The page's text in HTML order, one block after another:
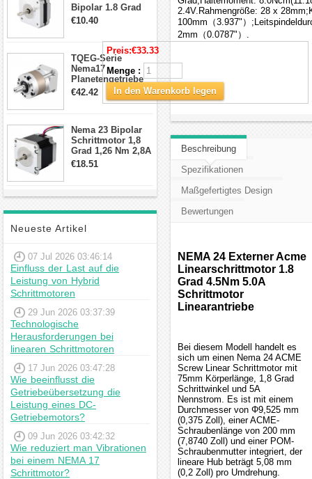
Bipolar 1.8 Grad
8.7Ncm 1A 3.5V 4
Schrittmotor
€10.40
TQEG-Serie
Nema17
Planetengetriebe
10:1 Spiel 15Arc-
min für Nema 17
€42.42
Nema 23 Bipolar
Schrittmotor 1,8
Grad 1,26 Nm 2,8A
2,5V 4 Drähte
€18.51
Neueste Artikel
07 Jul 2026 03:46:14
Einfluss der Last auf die
Leistung von Hybrid
Schrittmotoren
29 Jun 2026 03:37:39
Technologische
Herausforderungen bei
linearen Schrittmotoren
17 Jun 2026 03:47:28
Wie beeinflusst die
Getriebeübersetzung die
Leistung eines DC-
Getriebemotors?
09 Jun 2026 03:42:32
Wie reduziert man Vibrationen
bei einem NEMA 17
Schrittmotor?
2.4V.Rahmengröße: 28 x
100mm（3.937"）
2mm（0.0787"）.
Preis:€33.33
Menge :
In den Warenkorb legen
Beschreibung
Spezifikationen
Maßgefertigtes Design
Bewertungen
NEMA 24 Externer Acme
Linearschrittmotor 1.8
Grad 4.5Nm 5.0A
Schrittmotor
Linearantriebe
Bei diesem Modell handelt es
sich um einen Nema 24 ACME
Screw Linear Schrittmotor mit
75mm Körperlänge, 1,8 Grad
Schrittwinkel und 5A
Nennstrom. Es ist mit einem
Durchmesser von Φ9,525 mm
(0,375 Zoll), einer ACME-
Schraubenlänge von 200 mm
(7,8740 Zoll) und einer POM-
Schraubenmutter integriert, der
lineare Hub beträgt 5,08 mm
(0,2 Zoll) pro Umdrehung.